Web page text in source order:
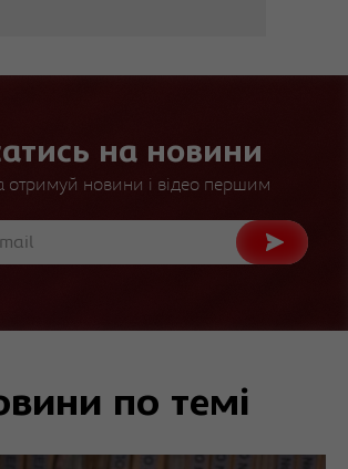
на новини
отримуй новини і відео першим
по темі